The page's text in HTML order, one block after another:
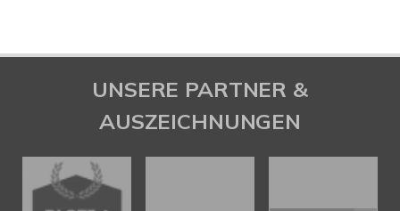
UNSERE PARTNER &
AUSZEICHNUNGEN